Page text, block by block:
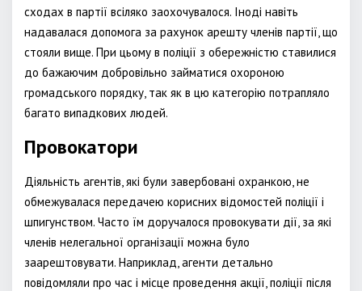
сходах в партії всіляко заохочувалося. Іноді навіть
надавалася допомога за рахунок арешту членів партії, що
стояли вище. При цьому в поліції з обережністю ставилися
до бажаючим добровільно займатися охороною
громадського порядку, так як в цю категорію потрапляло
багато випадкових людей.
Провокатори
Діяльність агентів, які були завербовані охранкою, не
обмежувалася передачею корисних відомостей поліції і
шпигунством. Часто їм доручалося провокувати дії, за які
членів нелегальної організації можна було
заарештовувати. Наприклад, агенти детально
повідомляли про час і місце проведення акції, поліції після